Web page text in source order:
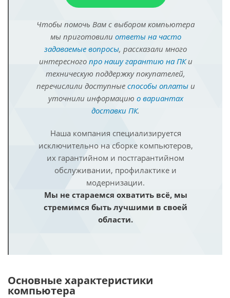
Чтобы помочь Вам с выбором компьютера
мы приготовили ответы на часто
задаваемые вопросы, рассказали много
интересного про нашу гарантию на ПКи
техническую поддержку покупателей,
перечислили доступные способы оплатыи
уточнили информацию о вариантах
доставки ПК.
Наша компания специализируется
исключительно на сборке компьютеров,
их гарантийном и постгарантийном
обслуживании, профилактике и
модернизации.
Мы не стараемся охватить всё, мы
стремимся быть лучшими в своей
области.
Основные характеристики
компьютера